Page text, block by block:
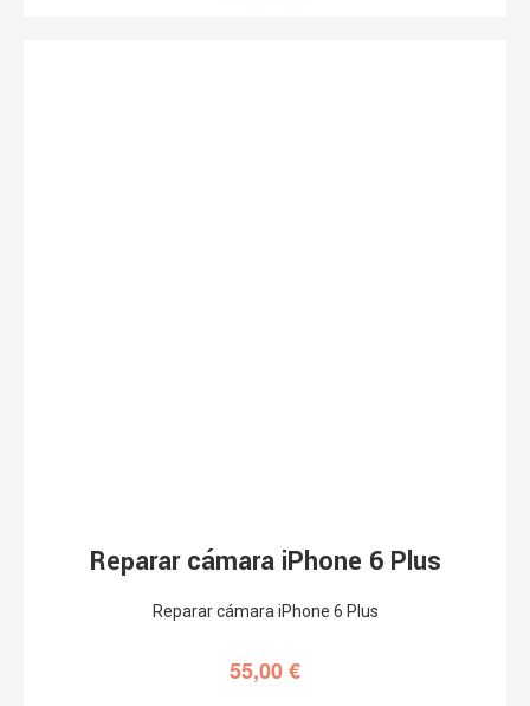
Reparar cámara iPhone 6 Plus
Reparar cámara iPhone 6 Plus
55,00€